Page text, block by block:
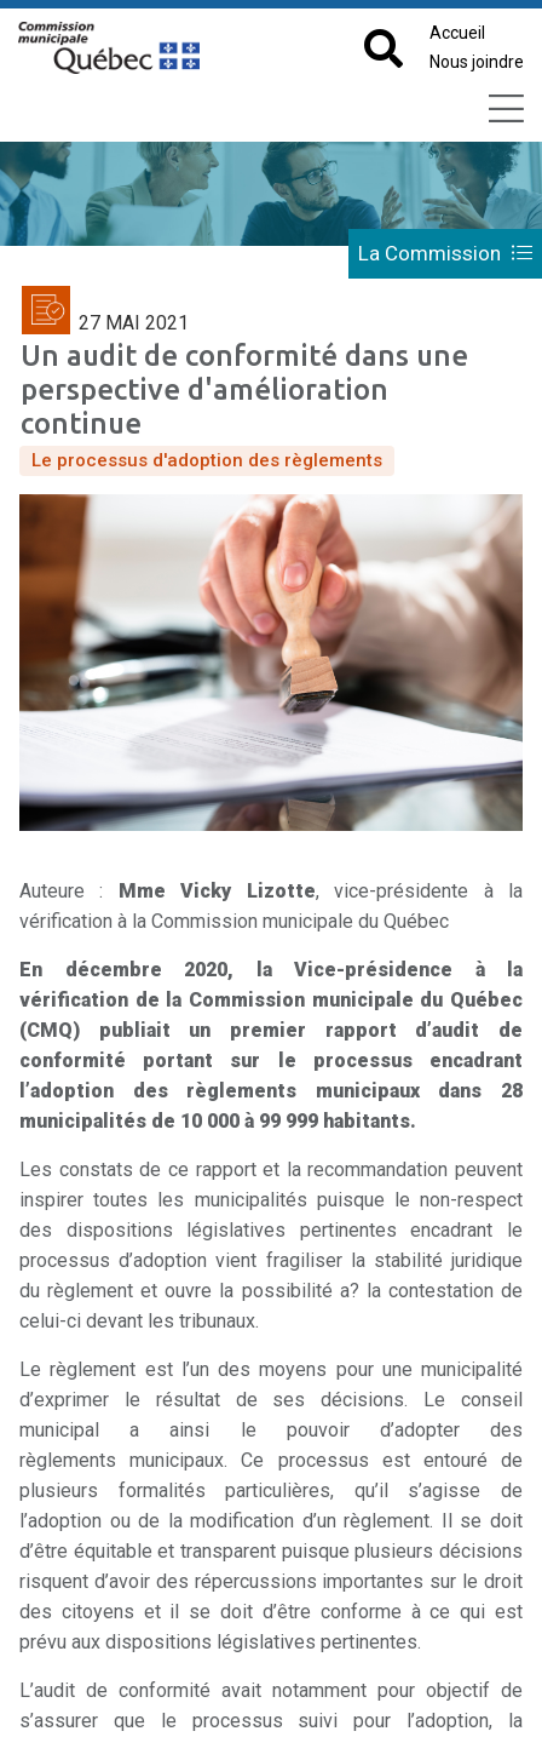
Accueil
Nous joindre
La Commission
27 MAI 2021
Un audit de conformité dans une
perspective d'amélioration
continue
Le processus d'adoption des règlements
Auteure : Mme Vicky Lizotte, vice-présidente à la
vérification à la Commission municipale du Québec
En décembre 2020, la Vice-présidence à la
vérification de la Commission municipale du Québec
(CMQ) publiait un premier rapport d’audit de
conformité portant sur le processus encadrant
l’adoption des règlements municipaux dans 28
municipalités de 10 000 à 99 999 habitants.
Les constats de ce rapport et la recommandation peuvent
inspirer toutes les municipalités puisque le non-respect
des dispositions législatives pertinentes encadrant le
processus d’adoption vient fragiliser la stabilité juridique
du règlement et ouvre la possibilité a? la contestation de
celui-ci devant les tribunaux.
Le règlement est l’un des moyens pour une municipalité
d’exprimer le résultat de ses décisions. Le conseil
municipal a ainsi le pouvoir d’adopter des
règlements municipaux. Ce processus est entouré de
plusieurs formalités particulières, qu’il s’agisse de
l’adoption ou de la modification d’un règlement. Il se doit
d’être équitable et transparent puisque plusieurs décisions
risquent d’avoir des répercussions importantes sur le droit
des citoyens et il se doit d’être conforme à ce qui est
prévu aux dispositions législatives pertinentes.
L’audit de conformité avait notamment pour objectif de
s’assurer que le processus suivi pour l’adoption, la